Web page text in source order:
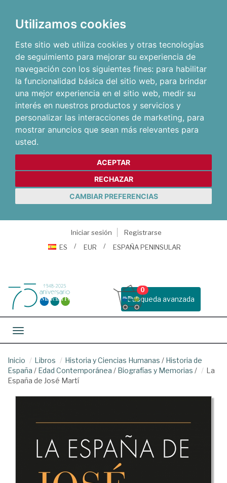
Utilizamos cookies
Este sitio web utiliza cookies y otras tecnologías
de seguimiento para mejorar su experiencia de
navegación con los siguientes fines: para habilitar
la funcionalidad básica del sitio web, para brindar
una mejor experiencia en el sitio web, medir su
interés en nuestros productos y servicios y
personalizar las interacciones de marketing, para
mostrar anuncios que sean más relevantes para
usted.
ACEPTAR
RECHAZAR
CAMBIAR PREFERENCIAS
Iniciar sesión
Registrarse
ES
EUR ESPAÑA PENINSULAR
Busqueda avanzada
0
Toggle navigation
Inicio Libros Historia y Ciencias Humanas / Historia de
España / Edad Contemporánea / Biografías y Memorias /
La
España de José Martí